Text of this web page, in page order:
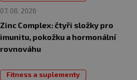
07. 08. 2026
Zinc Complex: čtyři složky pro
imunitu, pokožku a hormonální
rovnováhu
Fitness a suplementy